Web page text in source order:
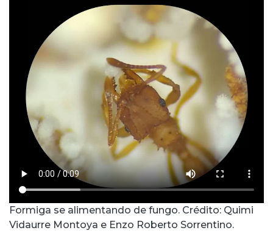
Formiga se alimentando de fungo. Crédito: Quimi
Vidaurre Montoya e Enzo Roberto Sorrentino.